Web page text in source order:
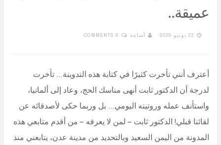
عميقة..
22 يونيو 2025 أسامة 6 COMMENTS
أعترف أنني تأخرت كثيرًا في كتابة هذه التدوينة… تأخرت
لدرجة أن الدكتور ثابت أنهى مناسك الحج، وعاد إلى ألمانيا،
واستأنف عمله وروتينه اليومي… بل وربما حكى لأصدقائه عن
لقائنا قبلي! الدكتور ثابت – لمن لا يعرفه – من أقدم متابعي هذه
المدونة من اليمن السعيد وبالتحديد من مدينة عدن، يتابعني منذ